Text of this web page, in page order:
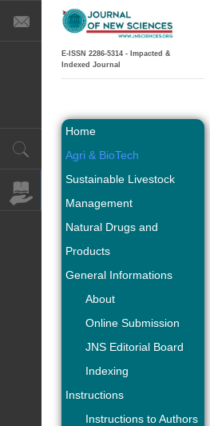
E-ISSN 2286-5314 - Impacted &
Indexed Journal
Home
Agri & BioTech
Sustainable Livestock
Management
Natural Drugs and
Products
General Informations
About
Online Submission
JNS Editorial Board
Indexing
Instructions
Instructions to Authors